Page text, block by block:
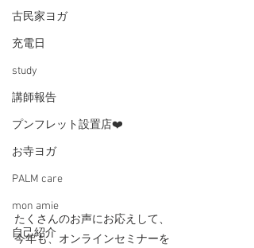
古民家ヨガ
充電日
study
講師報告
プンフレット設置店❤️
お寺ヨガ
PALM care
mon amie
自己紹介
たくさんのお声にお応えして、
今年も、オンラインセミナーを